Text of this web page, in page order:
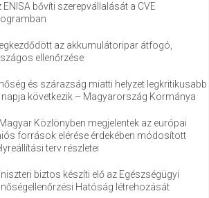
ENISA bővíti szerepvállalását a CVE
az akkumulátoripar átfogó,
ellenőrzése
és szárazság miatti helyzet legkritikusabb
napja következik – Magyarország Kormánya
Közlönyben megjelentek az európai
források elérése érdekében módosított
terv részletei
biztos készíti elő az Egészségügyi
Hatóság létrehozását